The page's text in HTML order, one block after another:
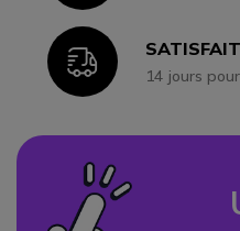
Icon14 jours